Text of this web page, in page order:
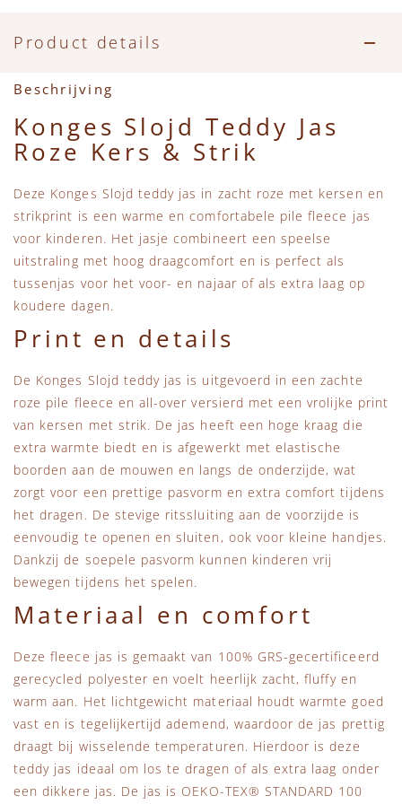
Zwemkleding
Feestkleding
Beren, Speendoekjes en Knuffeldoekjes
Verzorgingsproducten
Beren
Mini Rodini
+1 in the family
New Balance
Piupiuchick
Play Up
Sproet & Sprout
Tiny Cottons
Product details
Beschrijving
Konges Slojd Teddy Jas
Roze Kers & Strik
Deze Konges Slojd teddy jas in zacht roze met kersen en
strikprint is een warme en comfortabele pile fleece jas
voor kinderen. Het jasje combineert een speelse
uitstraling met hoog draagcomfort en is perfect als
tussenjas voor het voor- en najaar of als extra laag op
koudere dagen.
Print en details
De Konges Slojd teddy jas is uitgevoerd in een zachte
roze pile fleece en all-over versierd met een vrolijke print
van kersen met strik. De jas heeft een hoge kraag die
extra warmte biedt en is afgewerkt met elastische
boorden aan de mouwen en langs de onderzijde, wat
zorgt voor een prettige pasvorm en extra comfort tijdens
het dragen. De stevige ritssluiting aan de voorzijde is
eenvoudig te openen en sluiten, ook voor kleine handjes.
Dankzij de soepele pasvorm kunnen kinderen vrij
bewegen tijdens het spelen.
Materiaal en comfort
Deze fleece jas is gemaakt van 100% GRS-gecertificeerd
gerecycled polyester en voelt heerlijk zacht, fluffy en
warm aan. Het lichtgewicht materiaal houdt warmte goed
vast en is tegelijkertijd ademend, waardoor de jas prettig
draagt bij wisselende temperaturen. Hierdoor is deze
teddy jas ideaal om los te dragen of als extra laag onder
een dikkere jas. De jas is OEKO-TEX® STANDARD 100